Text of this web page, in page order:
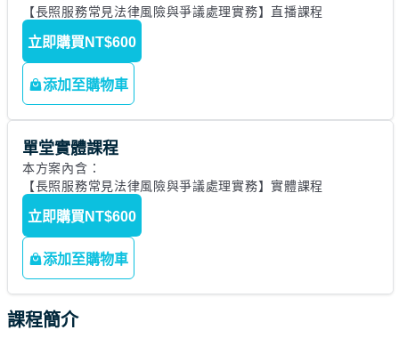
【長照服務常見法律風險與爭議處理實務】直播課程
立即購買 NT$600
添加至購物車
單堂實體課程
本方案內含：
【長照服務常見法律風險與爭議處理實務】實體課程
立即購買 NT$600
添加至購物車
課程簡介